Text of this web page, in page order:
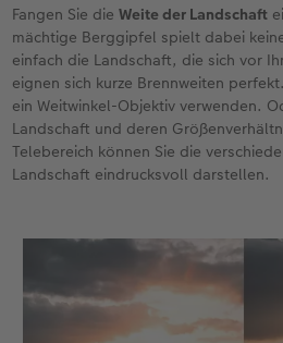
Fangen Sie dieWeite der Landschaft
mächtige Berggipfel spielt dabei
einfach die Landschaft, die sich vor
eignen sich kurze Brennweiten
ein Weitwinkel-Objektiv verwenden.
Landschaft und deren
Telebereich können Sie die
Landschaft eindrucksvoll darstellen.